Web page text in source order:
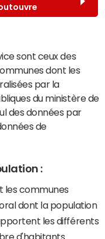
sont ceux des
dont les
par la
du ministère de
des données par
de
:
les communes
dont la population
les différents
d'habitants